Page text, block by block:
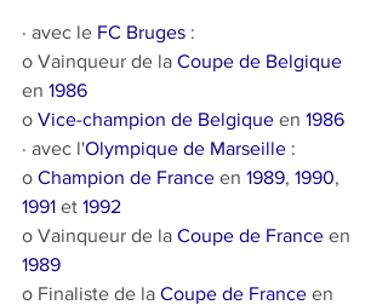
· avec le FC Bruges :
o Vainqueur de la Coupe de Belgique
en 1986
o Vice-champion de Belgique en 1986
· avec l'Olympique de Marseille :
o Champion de France en 1989, 1990,
1991 et 1992
o Vainqueur de la Coupe de France en
1989
o Finaliste de la Coupe de France en